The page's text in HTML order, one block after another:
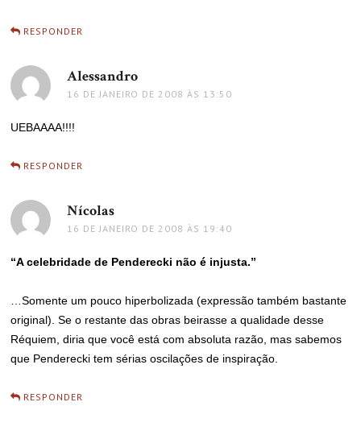
RESPONDER
Alessandro
16 DE JANEIRO DE 2008 ÀS 13:50
UEBAAAA!!!!
RESPONDER
Nícolas
16 DE JANEIRO DE 2008 ÀS 19:40
“A celebridade de Penderecki não é injusta.”
…Somente um pouco hiperbolizada (expressão também bastante
original). Se o restante das obras beirasse a qualidade desse
Réquiem, diria que você está com absoluta razão, mas sabemos
que Penderecki tem sérias oscilações de inspiração.
RESPONDER